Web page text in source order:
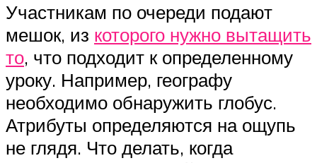
Участникам по очереди подают
мешок, из которого нужно вытащить
то, что подходит к определенному
уроку. Например, географу
необходимо обнаружить глобус.
Атрибуты определяются на ощупь
не глядя. Что делать, когда